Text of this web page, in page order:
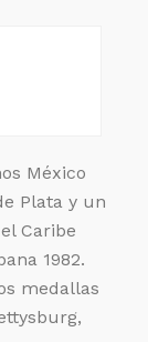
México
Plata y un
Caribe
1982.
medallas